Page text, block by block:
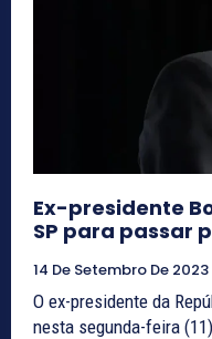
Ex-presidente
SP para passar
14 De Setembro De 2023
O ex-presidente da
nesta segunda-feira